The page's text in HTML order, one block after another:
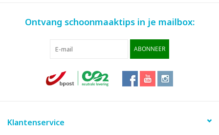
Ontvang schoonmaaktips in je mailbox:
ABONNEER
Klantenservice